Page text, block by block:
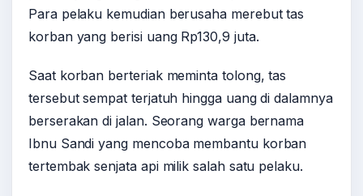
Para pelaku kemudian berusaha merebut tas
korban yang berisi uang Rp130,9 juta.
Saat korban berteriak meminta tolong, tas
tersebut sempat terjatuh hingga uang di dalamnya
berserakan di jalan. Seorang warga bernama
Ibnu Sandi yang mencoba membantu korban
tertembak senjata api milik salah satu pelaku.